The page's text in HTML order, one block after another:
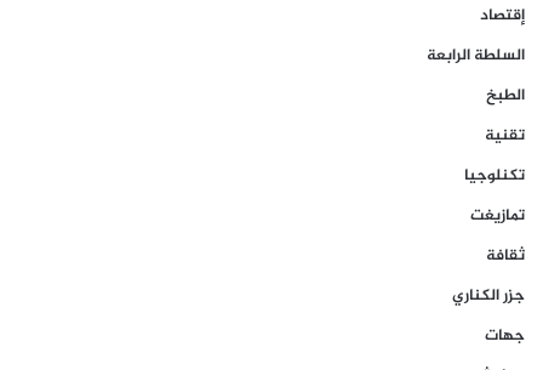
إقتصاد
السلطة الرابعة
الطبخ
تقنية
تكنلوجيا
تمازيغت
ثقافة
جزر الكناري
جهات